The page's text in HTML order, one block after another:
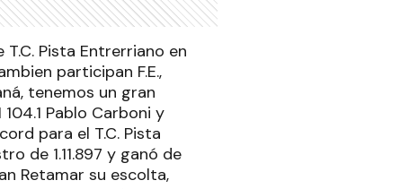
Pista Entrerriano en
participan F.E.,
tenemos un gran
Pablo Carboni y
para el T.C. Pista
de 1.11.897 y ganó de
Retamar su escolta,